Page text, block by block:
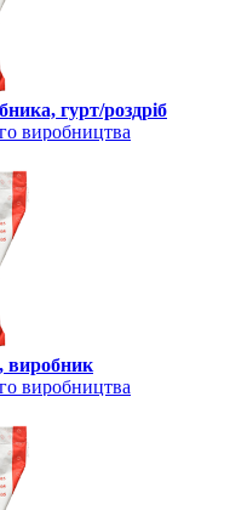
гурт/роздріб
виробництва
виробник
виробництва